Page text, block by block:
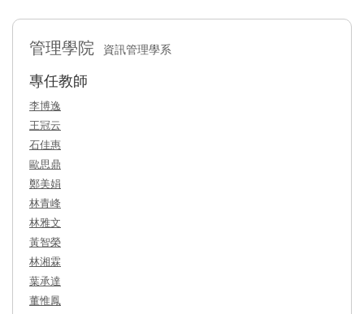
管理學院 資訊管理學系
專任教師
李博逸
王冠云
石佳惠
歐思鼎
鄭美娟
林青峰
林雅文
黃智榮
林湘霖
葉承達
董惟鳳